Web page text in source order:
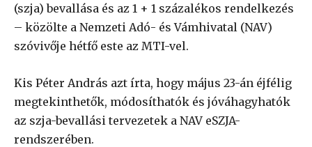
(szja) bevallása és az 1 + 1 százalékos rendelkezés
– közölte a Nemzeti Adó- és Vámhivatal (NAV)
szóvivője hétfő este az MTI-vel.
Kis Péter András azt írta, hogy május 23-án éjfélig
megtekinthetők, módosíthatók és jóváhagyhatók
az szja-bevallási tervezetek a NAV eSZJA-
rendszerében.